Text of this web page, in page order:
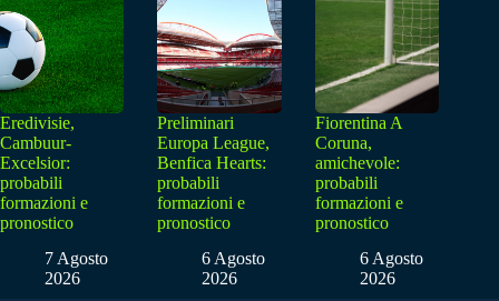
Eredivisie,
Cambuur-
Excelsior:
probabili
formazioni e
pronostico
7 Agosto
2026
Preliminari
Europa League,
Benfica Hearts:
probabili
formazioni e
pronostico
6 Agosto
2026
Fiorentina A
Coruna,
amichevole:
probabili
formazioni e
pronostico
6 Agosto
2026